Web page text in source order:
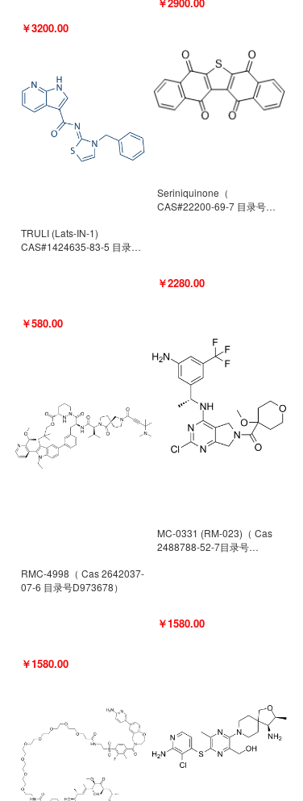
￥3200.00
TRULI (Lats-IN-1)
CAS#1424635-83-5 目录号
￥580.00
RMC-4998（ Cas 2642037-
07-6 目录号D973678）
￥1580.00
Seriniquinone（
CAS#22200-69-7 目录号
￥2280.00
MC-0331 (RM-023)（ Cas
2488788-52-7目录号
￥1580.00